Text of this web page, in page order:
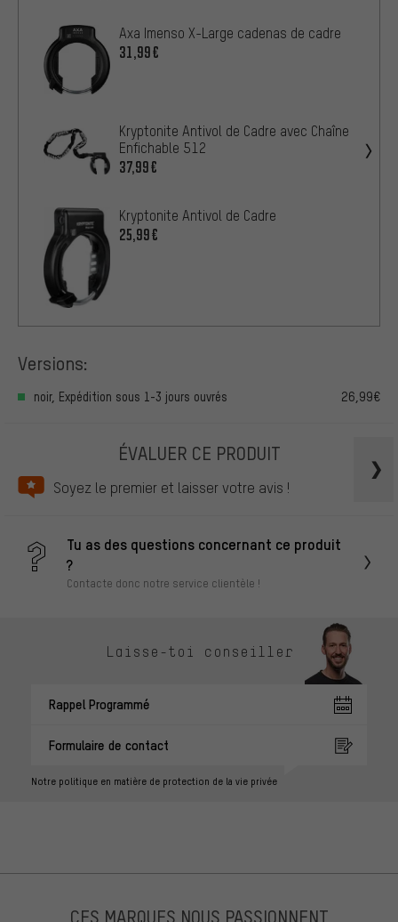
Axa Imenso X-Large cadenas de cadre
31,99€
Kryptonite Antivol de Cadre avec Chaîne
Enfichable 512
37,99€
Kryptonite Antivol de Cadre
25,99€
Versions:
noir, Expédition sous 1-3 jours ouvrés 26,99€
ÉVALUER CE PRODUIT
Soyez le premier et laisser votre avis !
Tu as des questions concernant ce produit
?
Contacte donc notre service clientèle !
Laisse-toi conseiller
Rappel Programmé
Formulaire de contact
Notre politique en matière de protection de la vie privée
CES MARQUES NOUS PASSIONNENT